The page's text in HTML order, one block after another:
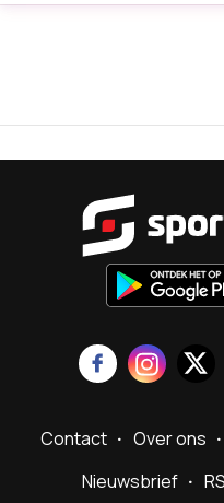
Contact Over ons
Nieuwsbrief